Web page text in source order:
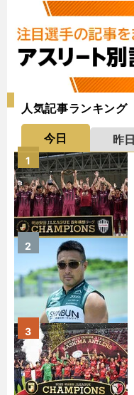
人気記事ランキング
今日 昨日
1
2
3